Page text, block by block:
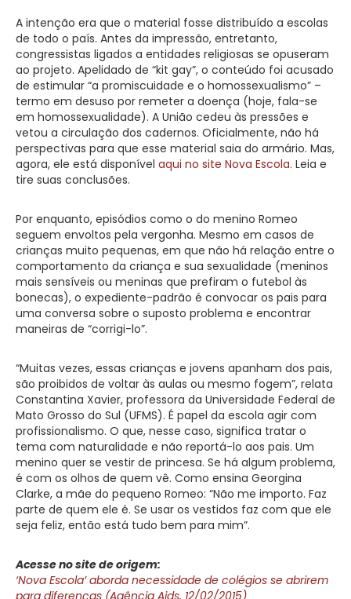
A intenção era que o material fosse distribuído a escolas
de todo o país. Antes da impressão, entretanto,
congressistas ligados a entidades religiosas se opuseram
ao projeto. Apelidado de “kit gay”, o conteúdo foi acusado
de estimular “a promiscuidade e o homossexualismo” –
termo em desuso por remeter a doença (hoje, fala-se
em homossexualidade). A União cedeu às pressões e
vetou a circulação dos cadernos. Oficialmente, não há
perspectivas para que esse material saia do armário. Mas,
agora, ele está disponível aqui no site Nova Escola. Leia e
tire suas conclusões.
Por enquanto, episódios como o do menino Romeo
seguem envoltos pela vergonha. Mesmo em casos de
crianças muito pequenas, em que não há relação entre o
comportamento da criança e sua sexualidade (meninos
mais sensíveis ou meninas que prefiram o futebol às
bonecas), o expediente-padrão é convocar os pais para
uma conversa sobre o suposto problema e encontrar
maneiras de “corrigi-lo”.
“Muitas vezes, essas crianças e jovens apanham dos pais,
são proibidos de voltar às aulas ou mesmo fogem”, relata
Constantina Xavier, professora da Universidade Federal de
Mato Grosso do Sul (UFMS). É papel da escola agir com
profissionalismo. O que, nesse caso, significa tratar o
tema com naturalidade e não reportá-lo aos pais. Um
menino quer se vestir de princesa. Se há algum problema,
é com os olhos de quem vê. Como ensina Georgina
Clarke, a mãe do pequeno Romeo: “Não me importo. Faz
parte de quem ele é. Se usar os vestidos faz com que ele
seja feliz, então está tudo bem para mim”.
Acesse no site de origem:
‘Nova Escola’ aborda necessidade de colégios se abrirem
para diferenças (Agência Aids, 12/02/2015)